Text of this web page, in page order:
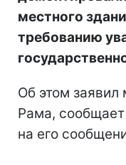
местного
требованию
Об этом
Рама, сообщает
на его